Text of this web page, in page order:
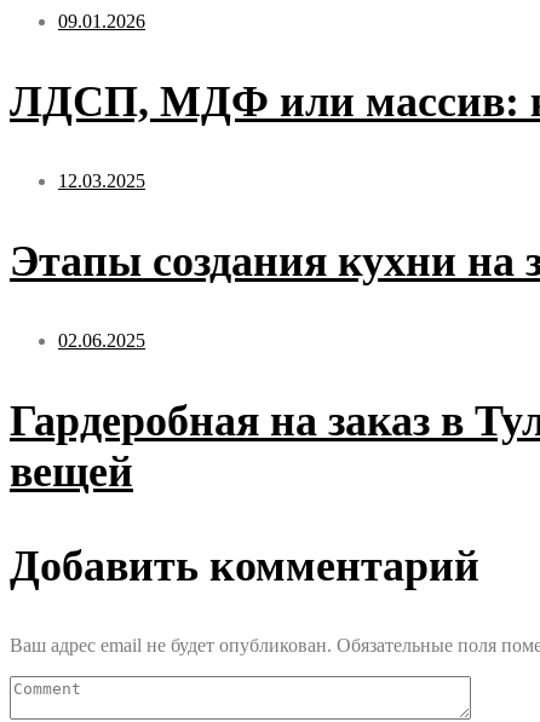
09.01.2026
ЛДСП, МДФ или массив:
12.03.2025
Этапы создания кухни на
02.06.2025
Гардеробная на заказ в
вещей
Добавить комментарий
Ваш адрес email не будет опубликован. Обязательные поля